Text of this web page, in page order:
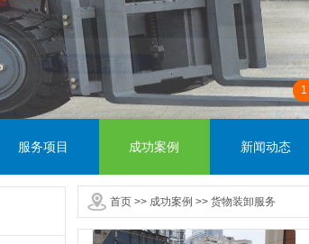
1
服务项目 成功案例 新闻动态
首页>> 成功案例 >> 货物装卸服务